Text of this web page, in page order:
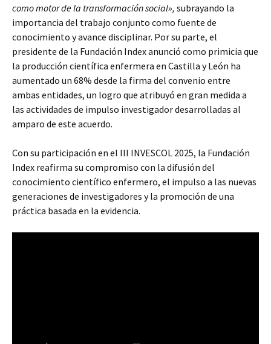
como motor de la transformación social», subrayando la
importancia del trabajo conjunto como fuente de
conocimiento y avance disciplinar. Por su parte, el
presidente de la Fundación Index anunció como primicia que
la producción científica enfermera en Castilla y León ha
aumentado un 68% desde la firma del convenio entre
ambas entidades, un logro que atribuyó en gran medida a
las actividades de impulso investigador desarrolladas al
amparo de este acuerdo.
Con su participación en el III INVESCOL 2025, la Fundación
Index reafirma su compromiso con la difusión del
conocimiento científico enfermero, el impulso a las nuevas
generaciones de investigadores y la promoción de una
práctica basada en la evidencia.